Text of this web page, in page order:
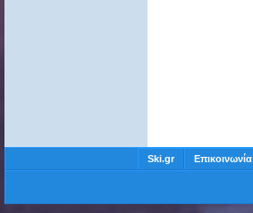
Ski.gr Επικοινωνία